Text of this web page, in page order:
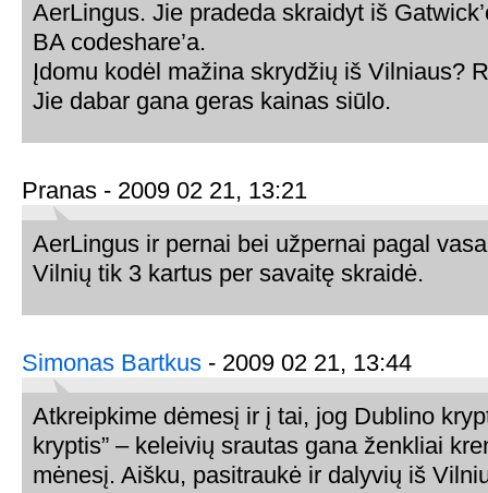
AerLingus. Jie pradeda skraidyt iš
BA codeshare’a.
Įdomu kodėl mažina skrydžių iš Vilniaus?
Jie dabar gana geras kainas siūlo.
Pranas - 2009 02 21, 13:21
AerLingus ir pernai bei užpernai pagal
Vilnių tik 3 kartus per savaitę skraidė.
Simonas Bartkus - 2009 02 21, 13:44
Atkreipkime dėmesį ir į tai, jog Dublino
kryptis” – keleivių srautas gana ženkliai
mėnesį. Aišku, pasitraukė ir dalyvių iš